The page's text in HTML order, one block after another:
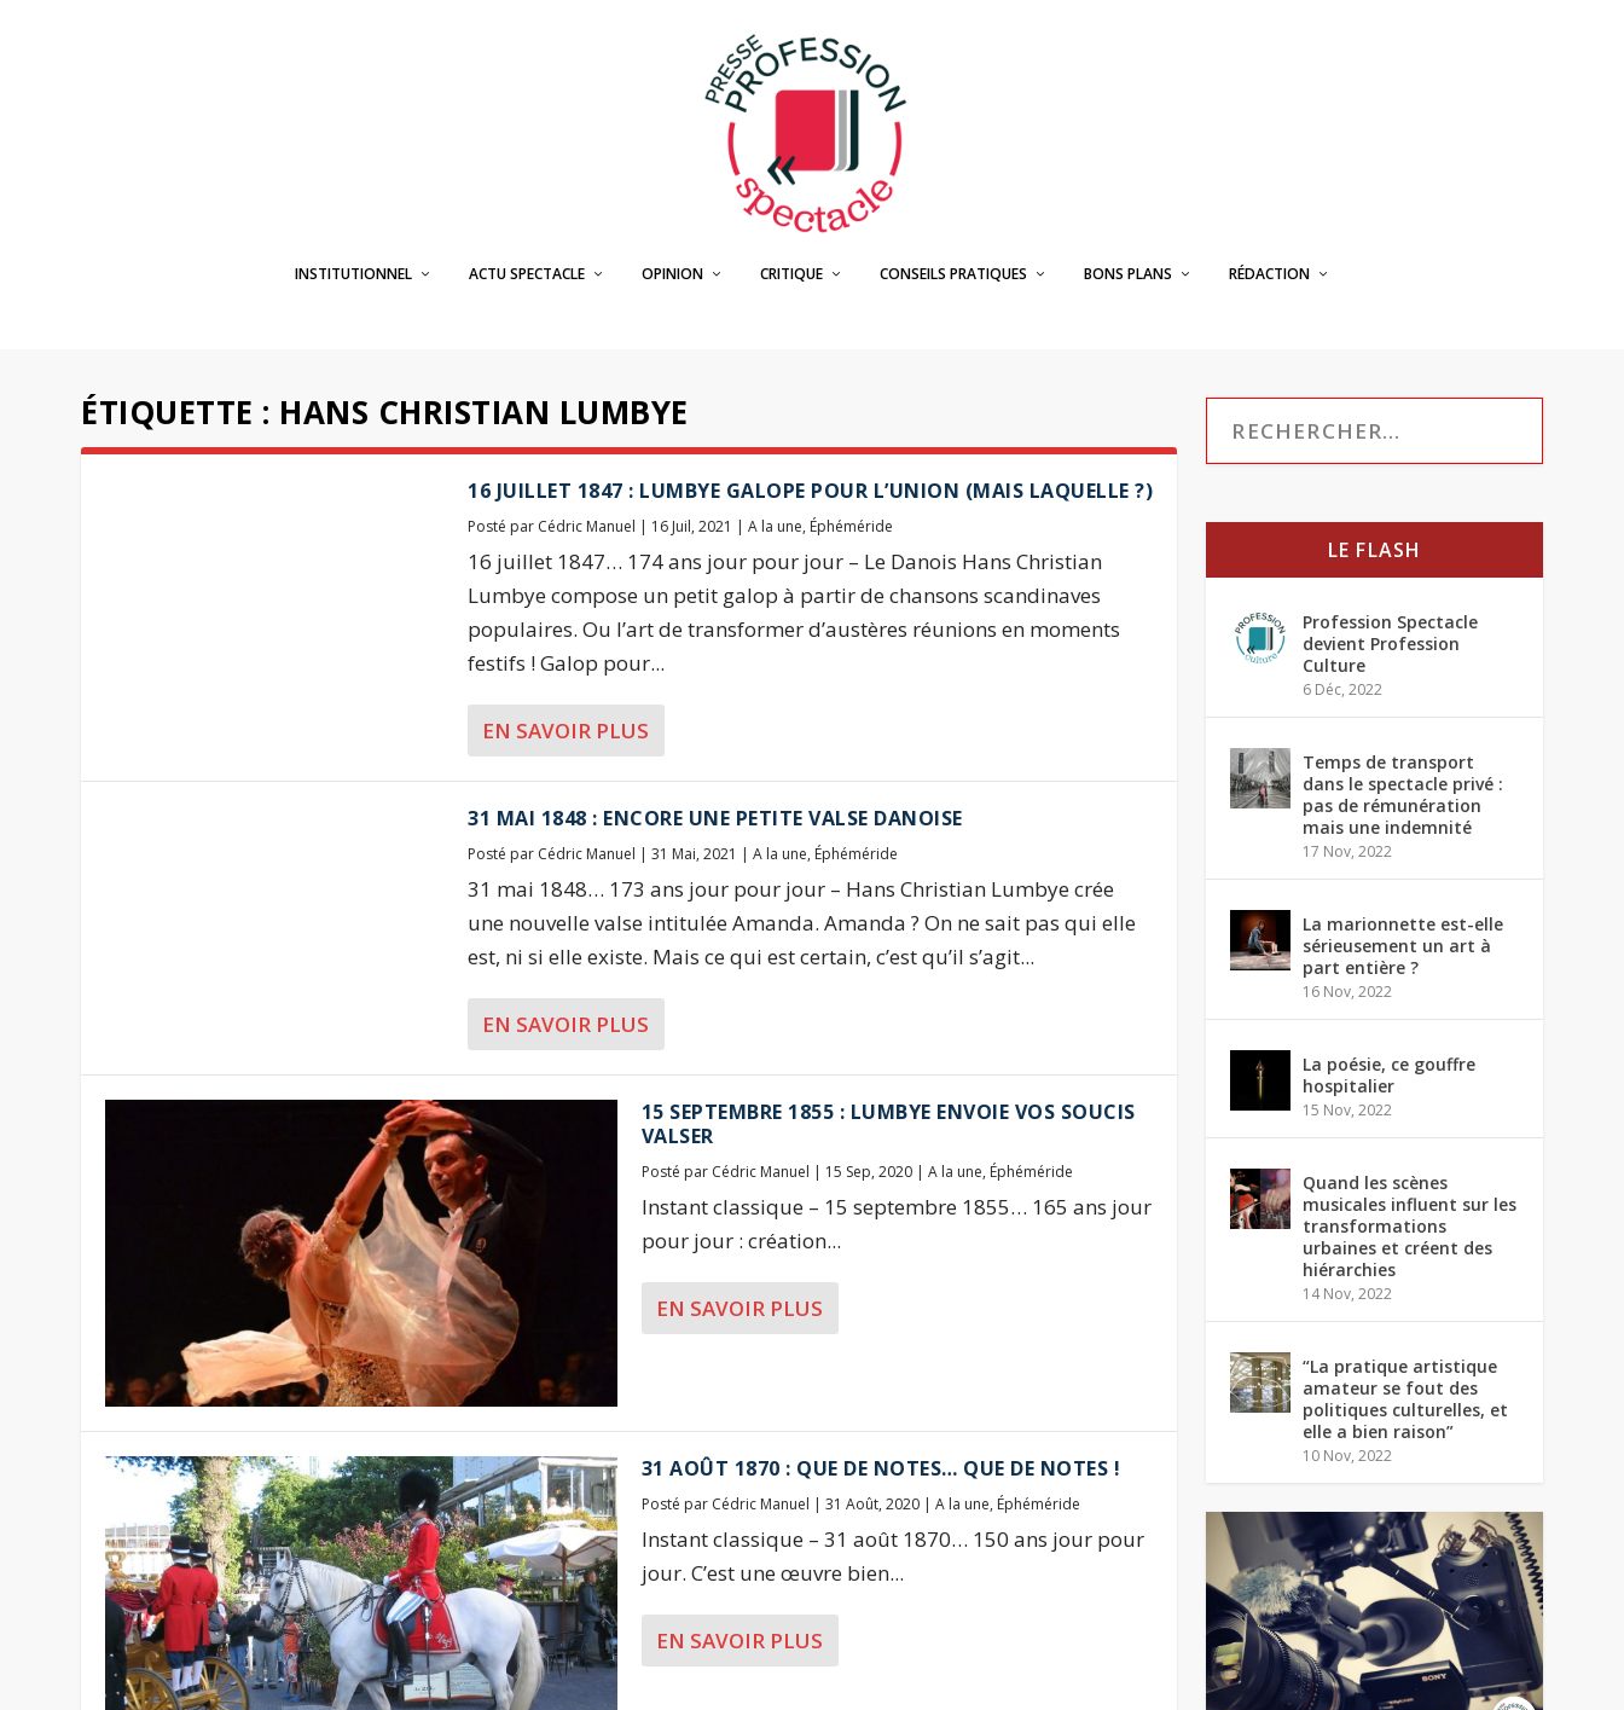
INSTITUTIONNEL ACTU SPECTACLE OPINION CRITIQUE CONSEILS PRATIQUES BONS PLANS RÉDACTION
ÉTIQUETTE : HANS CHRISTIAN LUMBYE
16 JUILLET 1847 : LUMBYE GALOPE POUR L’UNION (MAIS LAQUELLE ?)
Posté par Cédric Manuel | 16 Juil, 2021 |A la une, Éphéméride
16 juillet 1847… 174 ans jour pour jour – Le Danois Hans Christian
Lumbye compose un petit galop à partir de chansons scandinaves
populaires. Ou l’art de transformer d’austères réunions en moments
festifs ! Galop pour...
EN SAVOIR PLUS
31 MAI 1848 : ENCORE UNE PETITE VALSE DANOISE
Posté par Cédric Manuel |31 Mai, 2021 |A la une, Éphéméride
31 mai 1848… 173 ans jour pour jour – Hans Christian Lumbye crée
une nouvelle valse intitulée Amanda. Amanda ? On ne sait pas qui elle
est, ni si elle existe. Mais ce qui est certain, c’est qu’il s’agit...
EN SAVOIR PLUS
15 SEPTEMBRE 1855 : LUMBYE ENVOIE VOS SOUCIS
VALSER
Posté par Cédric Manuel | 15 Sep, 2020| A la une, Éphéméride
Instant classique – 15 septembre 1855… 165 ans jour
pour jour : création...
EN SAVOIR PLUS
31 AOÛT 1870 : QUE DE NOTES… QUE DE NOTES !
Posté par Cédric Manuel | 31 Août, 2020| A la une, Éphéméride
Instant classique – 31 août 1870… 150 ans jour pour
jour. C’est une œuvre bien...
EN SAVOIR PLUS
LE FLASH
Profession Spectacle
devient Profession
Culture
6 Déc, 2022
Temps de transport
dans le spectacle privé :
pas de rémunération
mais une indemnité
17 Nov, 2022
La marionnette est-elle
sérieusement un art à
part entière ?
16 Nov, 2022
La poésie, ce gouffre
hospitalier
15 Nov, 2022
Quand les scènes
musicales influent sur les
transformations
urbaines et créent des
hiérarchies
14 Nov, 2022
“La pratique artistique
amateur se fout des
politiques culturelles, et
elle a bien raison”
10 Nov, 2022